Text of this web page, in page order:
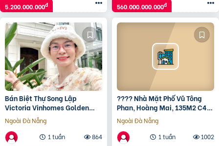
5.200.000.000đ 560.000.000.000đ
Bán Biệt Thự Song Lập
Victoria Vinhomes Golden
River Bason Đường Tôn Đức
Thắng, Quận 1
Ngoài Đà Nẵng
1 tuần
864
???? Nhà Mặt Phố Vũ Tông
Phan, Hoàng Mai, 135M2 C4
Mt 5M, Xây Tòa Đỉnh, Chỉ 32
Tỷ ????
Ngoài Đà Nẵng
1 tuần
1002